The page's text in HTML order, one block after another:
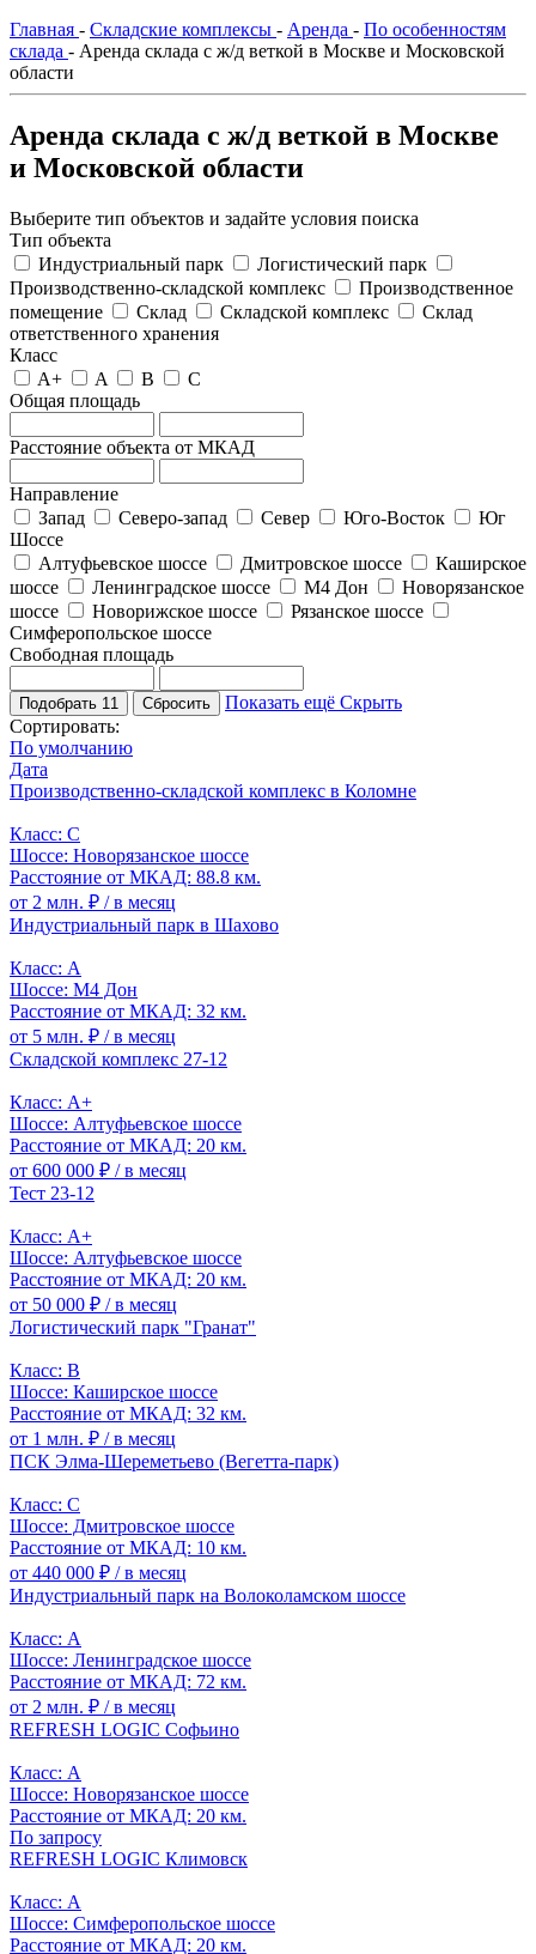
Главная - Складские комплексы - Аренда - По особенностям
склада - Аренда склада с ж/д веткой в Москве и Московской
области
Аренда склада с ж/д веткой в Москве
и Московской области
Выберите тип объектов и задайте условия поиска
Тип объекта
Индустриальный парк
Логистический парк
Производственно-складской комплекс
Производственное
помещение
Склад Складской комплекс
Склад
ответственного хранения
Класс
A+
A B
C
Общая площадь
Расстояние объекта от МКАД
Направление
Запад
Северо-запад Север Юго-Восток
Юг
Шоссе
Алтуфьевское шоссе
Дмитровское шоссе
Каширское
шоссе
Ленинградское шоссе М4 Дон
Новорязанское
шоссе
Новорижское шоссе
Рязанское шоссе
Симферопольское шоссе
Свободная площадь
Подобрать 11 Сбросить Показать ещё Скрыть
Сортировать:
По умолчанию
Дата
Производственно-складской комплекс в Коломне
Класс: C
Шоссе: Новорязанское шоссе
Расстояние от МКАД: 88.8 км.
от 2 млн. ₽ / в месяц
Индустриальный парк в Шахово
Класс: A
Шоссе: М4 Дон
Расстояние от МКАД: 32 км.
от 5 млн. ₽ / в месяц
Складской комплекс 27-12
Класс: A+
Шоссе: Алтуфьевское шоссе
Расстояние от МКАД: 20 км.
от 600 000 ₽ / в месяц
Тест 23-12
Класс: A+
Шоссе: Алтуфьевское шоссе
Расстояние от МКАД: 20 км.
от 50 000 ₽ / в месяц
Логистический парк "Гранат"
Класс: B
Шоссе: Каширское шоссе
Расстояние от МКАД: 32 км.
от 1 млн. ₽ / в месяц
ПСК Элма-Шереметьево (Вегетта-парк)
Класс: C
Шоссе: Дмитровское шоссе
Расстояние от МКАД: 10 км.
от 440 000 ₽ / в месяц
Индустриальный парк на Волоколамском шоссе
Класс: A
Шоссе: Ленинградское шоссе
Расстояние от МКАД: 72 км.
от 2 млн. ₽ / в месяц
REFRESH LOGIC Софьино
Класс: A
Шоссе: Новорязанское шоссе
Расстояние от МКАД: 20 км.
По запросу
REFRESH LOGIC Климовск
Класс: A
Шоссе: Симферопольское шоссе
Расстояние от МКАД: 20 км.